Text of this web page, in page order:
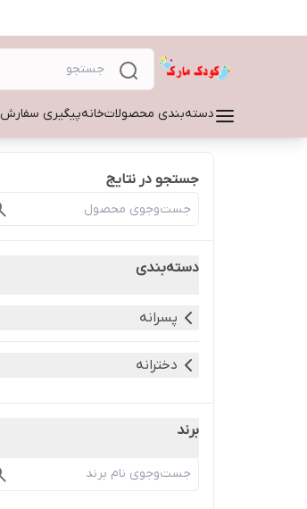
دسته‌بندی محصولاتخانهپیگیری سفارش
جستجو در نتایج
دسته‌بندی
پسرانه
دخترانه
برند